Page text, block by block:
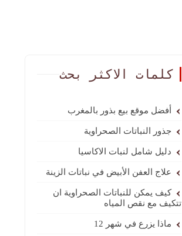
كلمات الاكثر بحث
أفضل موقع بيع بذور بالمغرب
جذور النباتات الصحراوية
دليل شامل لنبات الاكاسيا
علاج العفن الأبيض في نباتات الزينة
كيف يمكن للنباتات الصحراوية ان
تتكيف مع نقص المياه
ماذا يزرع في شهر 12